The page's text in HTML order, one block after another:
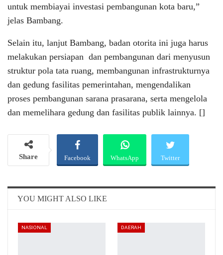
untuk membiayai investasi pembangunan kota baru,”
jelas Bambang.
Selain itu, lanjut Bambang, badan otorita ini juga harus
melakukan persiapan dan pembangunan dari menyusun
struktur pola tata ruang, membangunan infrastrukturnya
dan gedung fasilitas pemerintahan, mengendalikan
proses pembangunan sarana prasarana, serta mengelola
dan memelihara gedung dan fasilitas publik lainnya. []
Share Facebook WhatsApp Twitter
YOU MIGHT ALSO LIKE
NASIONAL DAERAH